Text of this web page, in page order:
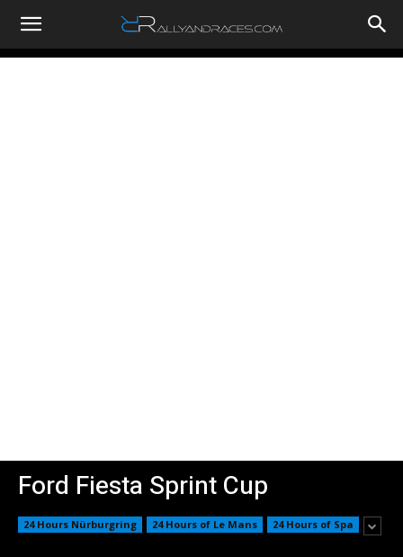
RallyandRaces.com
Ford Fiesta Sprint Cup
24 Hours Nürburgring 24 Hours of Le Mans 24 Hours of Spa